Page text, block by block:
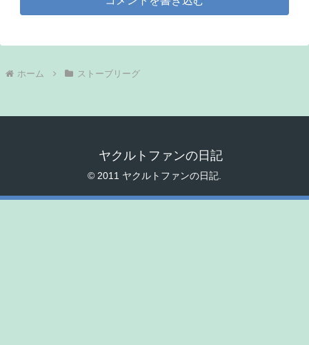
ホーム ストーブリーグ
ヤクルトファンの日記
© 2011 ヤクルトファンの日記.